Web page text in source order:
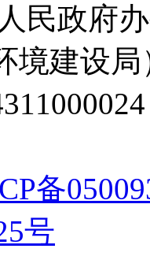
民政府
境建设局
备
号